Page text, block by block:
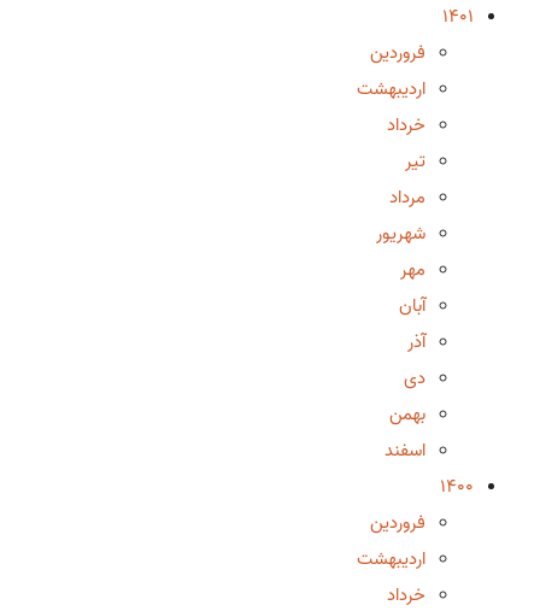
1401
فروردین
اردیبهشت
خرداد
تیر
مرداد
شهریور
مهر
آبان
آذر
دی
بهمن
اسفند
1400
فروردین
اردیبهشت
خرداد